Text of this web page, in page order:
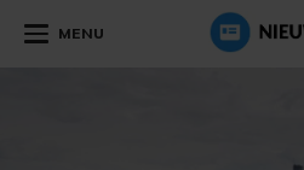
MENU